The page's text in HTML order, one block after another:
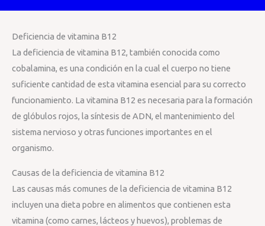
Deficiencia de vitamina B12
La deficiencia de vitamina B12, también conocida como
cobalamina, es una condición en la cual el cuerpo no tiene
suficiente cantidad de esta vitamina esencial para su correcto
funcionamiento. La vitamina B12 es necesaria para la formación
de glóbulos rojos, la síntesis de ADN, el mantenimiento del
sistema nervioso y otras funciones importantes en el
organismo.
Causas de la deficiencia de vitamina B12
Las causas más comunes de la deficiencia de vitamina B12
incluyen una dieta pobre en alimentos que contienen esta
vitamina (como carnes, lácteos y huevos), problemas de